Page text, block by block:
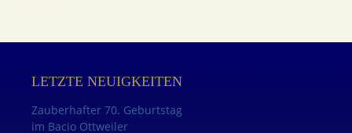
LETZTE NEUIGKEITEN
Zauberhafter 70. Geburtstag
im Bacio Ottweiler